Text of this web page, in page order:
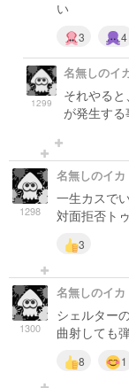
い
3 4
1299
名無しのイ
それやる
が発生する
1298
名無しのイカ
一生カスで
対面拒否ト
3
1300
名無しのイカ
シェルター
曲射しても
8 1